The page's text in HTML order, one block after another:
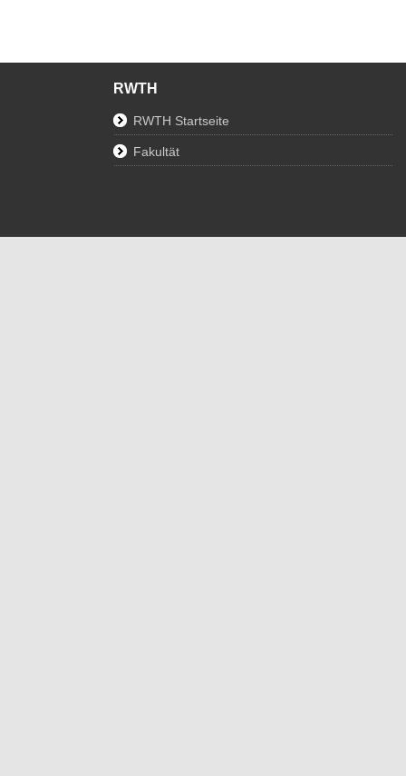
RWTH
RWTH Startseite
Fakultät